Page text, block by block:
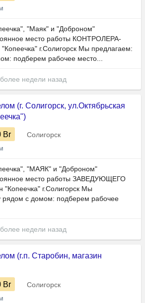
"Маяк" и "Доброном"
место работы КОНТРОЛЕРА-
г.Солигорск Мы предлагаем:
подберем рабочее место...
недели назад
(г. Солигорск, ул.Октябрьская
Br
Солигорск
"МАЯК" и "Доброном"
место работы ЗАВЕДУЮЩЕГО
г.Солигорск Мы
рядом с домом: подберем рабочее
недели назад
(г.п. Старобин, магазин
Br
Солигорск